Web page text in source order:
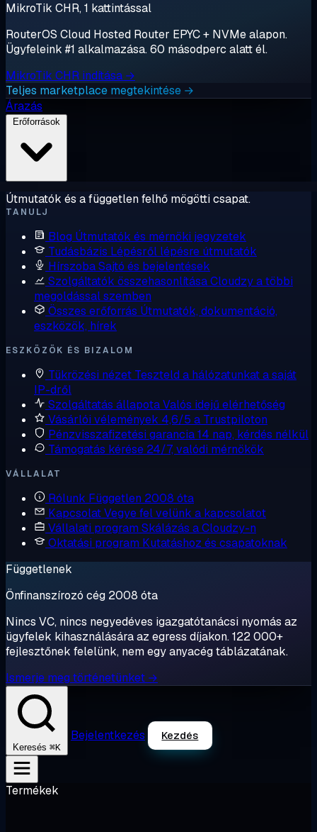
MikroTik CHR, 1 kattintással
RouterOS Cloud Hosted Router EPYC + NVMe alapon.
Ügyfeleink #1 alkalmazása. 60 másodperc alatt él.
MikroTik CHR indítása →
Teljes marketplace megtekintése →
Árazás
Útmutatók és a független felhő mögötti csapat.
TANULJ
Blog Útmutatók és mérnöki jegyzetek
Tudásbázis Lépésről lépésre útmutatók
HírszobaSajtó és bejelentések
Szolgáltatók összehasonlításaCloudzy a többi
megoldással szemben
Összes erőforrás Útmutatók, dokumentáció,
eszközök, hírek
ESZKÖZÖK ÉS BIZALOM
Tükrözési nézet Teszteld a hálózatunkat a saját
IP-dről
Szolgáltatás állapotaValós idejű elérhetőség
Vásárlói vélemények 4,6/5 a Trustpiloton
Pénzvisszafizetési garancia14 nap, kérdés nélkül
Támogatás kérése 24/7, valódi mérnökök
VÁLLALAT
Rólunk Független 2008 óta
KapcsolatVegye fel velünk a kapcsolatot
Vállalati program Skálázás a Cloudzy-n
Oktatási program Kutatáshoz és csapatoknak
Függetlenek
Önfinanszírozó cég 2008 óta
Nincs VC, nincs negyedéves igazgatótanácsi nyomás az
ügyfelek kihasználására az egress díjakon. 122 000+
fejlesztőnek felelünk, nem egy anyacég táblázatának.
Ismerje meg történetünket →
Keresés ⌘K
Bejelentkezés Kezdés
Termékek